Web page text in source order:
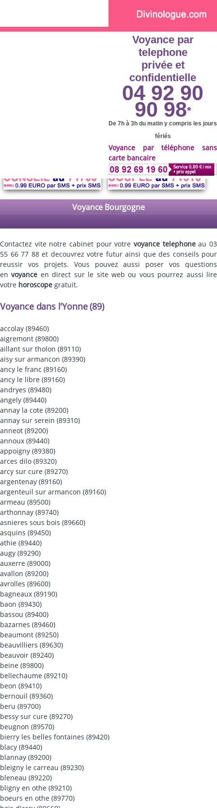
Voyance par
telephone
privée et
confidentielle
04 92 90
90 98*
De 7h à 3h du matin y compris les jours
fériés
Voyance par téléphone sans
carte bancaire
Voyance Bourgogne
Contactez vite notre cabinet pour votre voyance telephoneau 03
55 66 77 88 et decouvrez votre futur ainsi que des conseils pour
reussir vos projets. Vous pouvez aussi poser vos questions
envoyance en direct sur le site web ou vous pourrez aussi lire
votre horoscope gratuit.
Voyance dans l'Yonne (89)
accolay (89460)
aigremont (89800)
aillant sur tholon (89110)
aisy sur armancon (89390)
ancy le franc (89160)
ancy le libre (89160)
andryes (89480)
angely (89440)
annay la cote (89200)
annay sur serein (89310)
anneot (89200)
annoux (89440)
appoigny (89380)
arces dilo (89320)
arcy sur cure (89270)
argentenay (89160)
argenteuil sur armancon (89160)
armeau (89500)
arthonnay (89740)
asnieres sous bois (89660)
asquins (89450)
athie (89440)
augy (89290)
auxerre (89000)
avallon (89200)
avrolles (89600)
bagneaux (89190)
baon (89430)
bassou (89400)
bazarnes (89460)
beaumont (89250)
beauvilliers (89630)
beauvoir (89240)
beine (89800)
bellechaume (89210)
beon (89410)
bernouil (89360)
beru (89700)
bessy sur cure (89270)
beugnon (89570)
bierry les belles fontaines (89420)
blacy (89440)
blannay (89200)
bleigny le carreau (89230)
bleneau (89220)
bligny en othe (89210)
boeurs en othe (89770)